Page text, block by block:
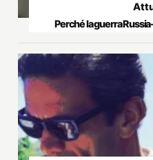
Perché la guerra